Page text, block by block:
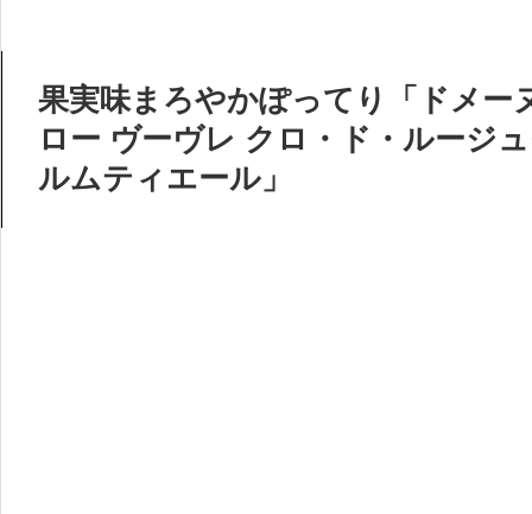
果実味まろやかぽってり「ドメー
ロー ヴーヴレ クロ・ド・ルージ
ルムティエール」